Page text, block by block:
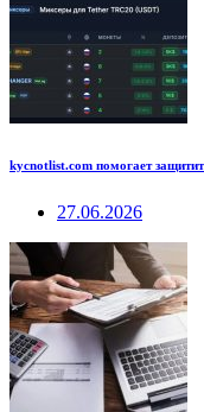
kycnotlist.com помогает
27.06.2026